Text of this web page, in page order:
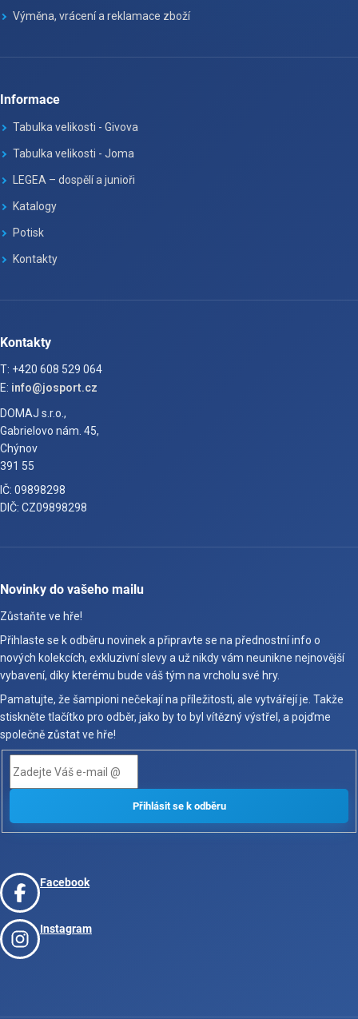
Výměna, vrácení a reklamace zboží
Informace
Tabulka velikosti - Givova
Tabulka velikosti - Joma
LEGEA – dospělí a junioři
Katalogy
Potisk
Kontakty
Kontakty
T: +420 608 529 064
E: info@josport.cz
DOMAJ s.r.o.,
Gabrielovo nám. 45,
Chýnov
391 55
IČ: 09898298
DIČ: CZ09898298
Novinky do vašeho mailu
Zůstaňte ve hře!
Přihlaste se k odběru novinek a připravte se na přednostní info o
nových kolekcích, exkluzivní slevy a už nikdy vám neunikne nejnovější
vybavení, díky kterému bude váš tým na vrcholu své hry.
Pamatujte, že šampioni nečekají na příležitosti, ale vytvářejí je. Takže
stiskněte tlačítko pro odběr, jako by to byl vítězný výstřel, a pojďme
společně zůstat ve hře!
Facebook
Instagram